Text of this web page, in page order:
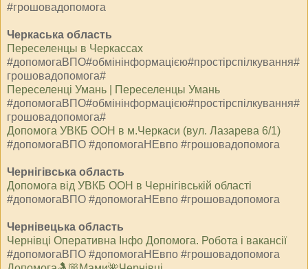
#грошовадопомога
Черкаська область
Переселенцы в Черкассах
#допомогаВПО#обмінінформацією#простірспілкування#
грошовадопомога#
Переселенці Умань | Переселенцы Умань
#допомогаВПО#обмінінформацією#простірспілкування#
грошовадопомога#
Допомога УВКБ ООН в м.Черкаси (вул. Лазарева 6/1)
#допомогаВПО #допомогаНЕвпо #грошовадопомога
Чернігівська область
Допомога від УВКБ ООН в Чернігівській області
#допомогаВПО #допомогаНЕвпо #грошовадопомога
Чернівецька область
Чернівці Оперативна Інфо Допомога. Робота і вакансії
#допомогаВПО #допомогаНЕвпо #грошовадопомога